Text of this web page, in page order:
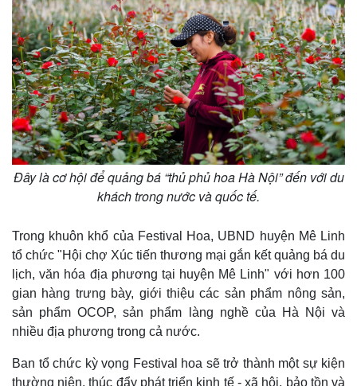
Kinh tế
Bất động sản
Khởi nghiệp
Thị trường
Giá vàng
Tỷ giá
Chứng khoán
Đây là cơ hội để quảng bá “thủ phủ hoa Hà Nội” đến với du
khách trong nước và quốc tế.
Trong khuôn khổ của Festival Hoa, UBND huyện Mê Linh
tổ chức "Hội chợ Xúc tiến thương mại gắn kết quảng bá du
lịch, văn hóa địa phương tại huyện Mê Linh" với hơn 100
gian hàng trưng bày, giới thiệu các sản phẩm nông sản,
sản phẩm OCOP, sản phẩm làng nghề của Hà Nội và
nhiều địa phương trong cả nước.
Ban tổ chức kỳ vọng Festival hoa sẽ trở thành một sự kiện
thường niên, thúc đẩy phát triển kinh tế - xã hội, bảo tồn và